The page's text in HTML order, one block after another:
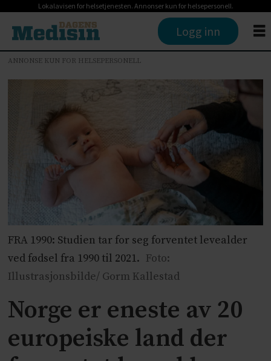
Lokalavisen for helsetjenesten. Annonser kun for helsepersonell.
Logg inn
ANNONSE KUN FOR HELSEPERSONELL
FRA 1990: Studien tar for seg forventet levealder
ved fødsel fra 1990 til 2021. Foto:
Illustrasjonsbilde/ Gorm Kallestad
Norge er eneste av 20
europeiske land der